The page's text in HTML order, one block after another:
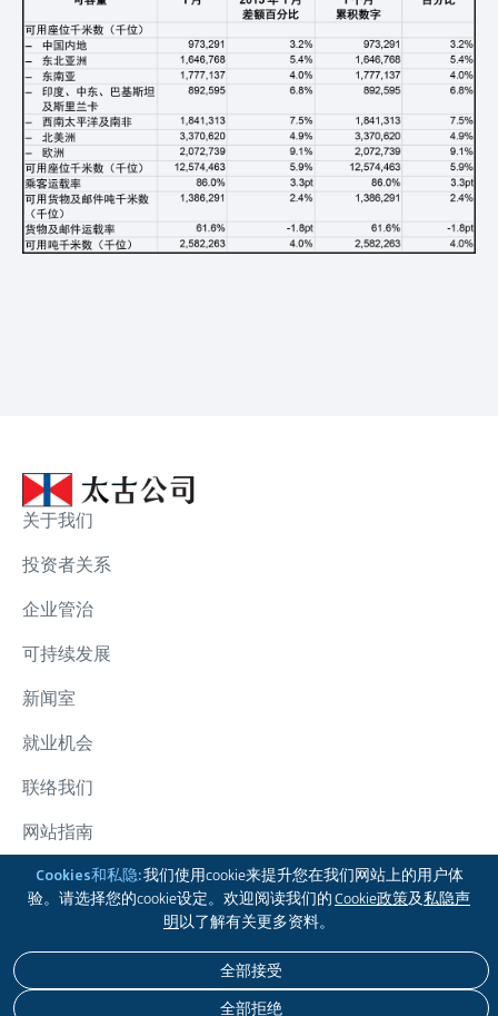
Cookies和私隐:我们使用cookie来提升您在我们网站上的用户体
验。请选择您的cookie设定。欢迎阅读我们的Cookie政策及私隐声
明 以了解有关更多资料。
全部拒绝
全部接受
关于我们
投资者关系
企业管治
可持续发展
新闻室
就业机会
联络我们
网站指南
太古集团
免责声明私隐政策COOKIE政策无障碍浏览